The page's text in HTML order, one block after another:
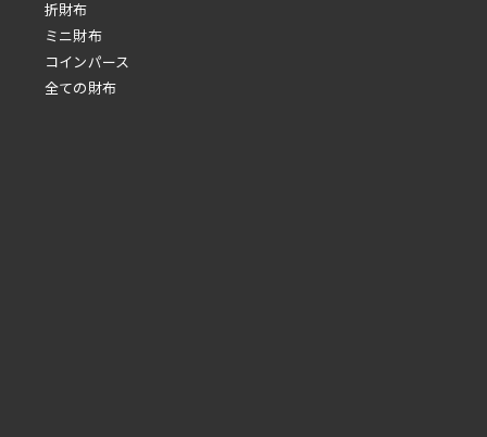
折財布
ミニ財布
コインパース
全ての財布